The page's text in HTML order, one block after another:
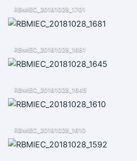
RBMIEC_20181028_1701
RBMIEC_20181028_1681
RBMIEC_20181028_1645
RBMIEC_20181028_1610